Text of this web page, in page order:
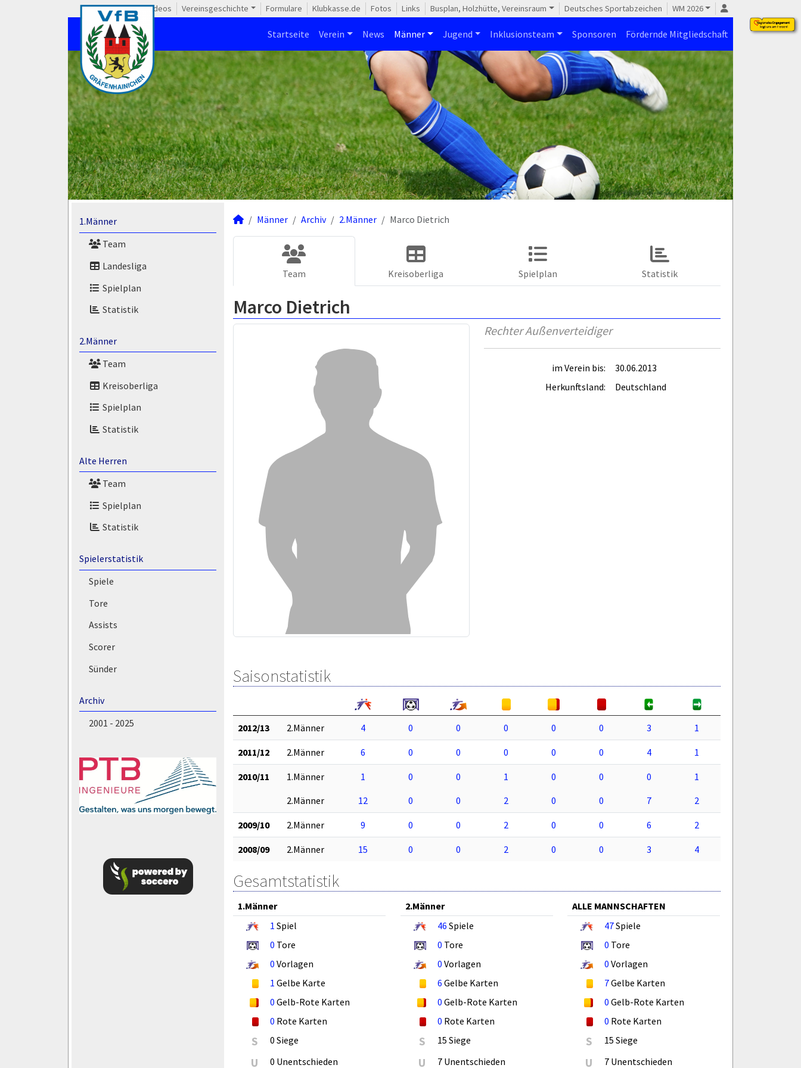
Videos Vereinsgeschichte Formulare Klubkasse.de Fotos Links Busplan, Holzhütte, Vereinsraum Deutsches Sportabzeichen WM 2026
Startseite Verein News Männer Jugend Inklusionsteam Sponsoren Fördernde Mitgliedschaft
1.Männer
Team
Landesliga
Spielplan
Statistik
2.Männer
Team
Kreisoberliga
Spielplan
Statistik
Alte Herren
Team
Spielplan
Statistik
Spielerstatistik
Spiele
Tore
Assists
Scorer
Sünder
Archiv
2001 - 2025
Männer Archiv 2.Männer Marco Dietrich
Team Kreisoberliga Spielplan Statistik
Marco Dietrich
Rechter Außenverteidiger
im Verein bis:
30.06.2013
Herkunftsland:
Deutschland
Saisonstatistik
2012/13 2.Männer 4 0 0 0 0 0 3 1
2011/12 2.Männer 6 0 0 0 0 0 4 1
2010/11 1.Männer 1 0 0 1 0 0 0
1
2.Männer
12 0 0 2 0 0 7 2
2009/10 2.Männer 9 0 0 2 0 0 6 2
2008/09 2.Männer 15 0 0 2 0 0 3 4
Gesamtstatistik
1.Männer
1 Spiel
0 Tore
0 Vorlagen
1 Gelbe Karte
0 Gelb-Rote Karten
0 Rote Karten
S 0 Siege
U 0 Unentschieden
2.Männer
46 Spiele
0 Tore
0 Vorlagen
6 Gelbe Karten
0 Gelb-Rote Karten
0 Rote Karten
S 15 Siege
U 7 Unentschieden
ALLE MANNSCHAFTEN
47Spiele
0 Tore
0 Vorlagen
7Gelbe Karten
0 Gelb-Rote Karten
0 Rote Karten
S 15 Siege
U 7 Unentschieden